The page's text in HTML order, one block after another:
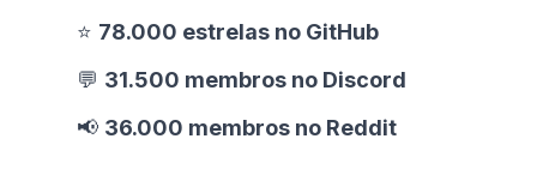
⭐ 78.000 estrelas no GitHub
💬 31.500 membros no Discord
📢 36.000 membros no Reddit